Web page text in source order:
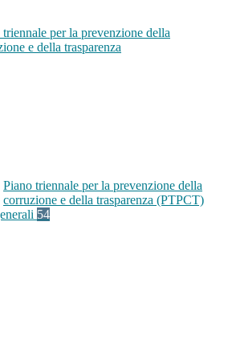
triennale per la prevenzione della
e della trasparenza
Piano triennale per la prevenzione della
corruzione e della trasparenza (PTPCT)
54